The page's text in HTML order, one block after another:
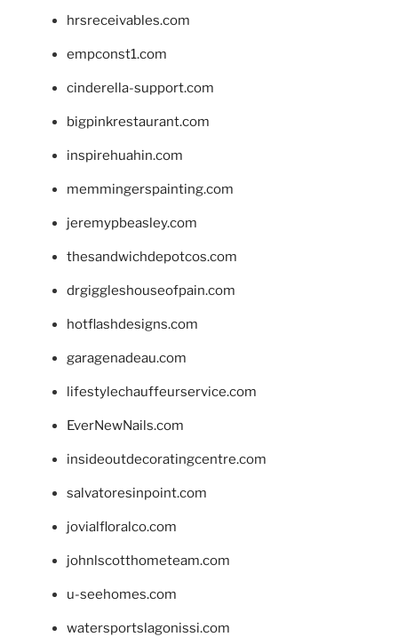
hrsreceivables.com
empconst1.com
cinderella-support.com
bigpinkrestaurant.com
inspirehuahin.com
memmingerspainting.com
jeremypbeasley.com
thesandwichdepotcos.com
drgiggleshouseofpain.com
hotflashdesigns.com
garagenadeau.com
lifestylechauffeurservice.com
EverNewNails.com
insideoutdecoratingcentre.com
salvatoresinpoint.com
jovialfloralco.com
johnlscotthometeam.com
u-seehomes.com
watersportslagonissi.com